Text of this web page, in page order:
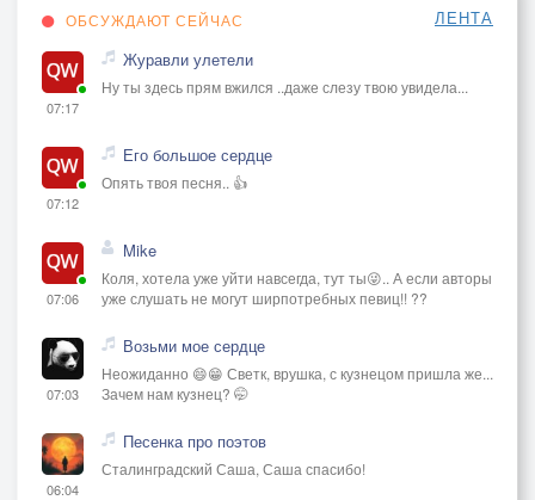
ОБСУЖДАЮТ СЕЙЧАС ЛЕНТА
07:17
Журавли улетели
Ну ты здесь прям вжился ..даже слезу твою увидела...
07:12
Его большое сердце
Опять твоя песня.. 👍
07:06
Mike
Коля, хотела уже уйти навсегда, тут ты😜.. А если авторы
уже слушать не могут ширпотребных певиц!! ??
07:03
Возьми мое сердце
Неожиданно 😄😁 Светк, врушка, с кузнецом пришла же...
Зачем нам кузнец? 🤭
06:04
Песенка про поэтов
Сталинградский Саша, Саша спасибо!